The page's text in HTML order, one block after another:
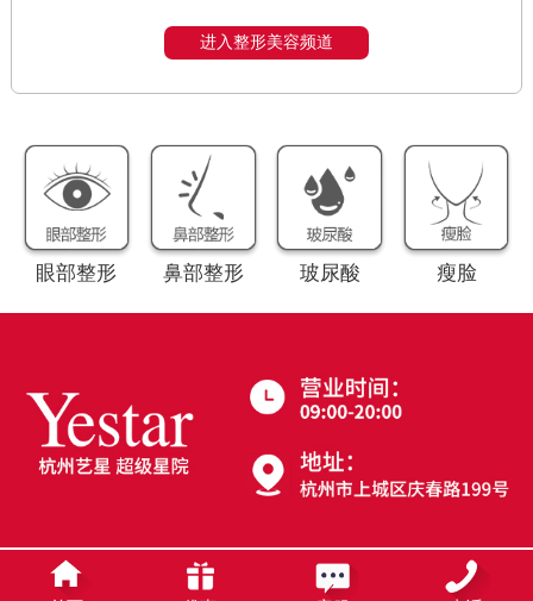
进入整形美容频道
眼部整形 鼻部整形 玻尿酸 瘦脸